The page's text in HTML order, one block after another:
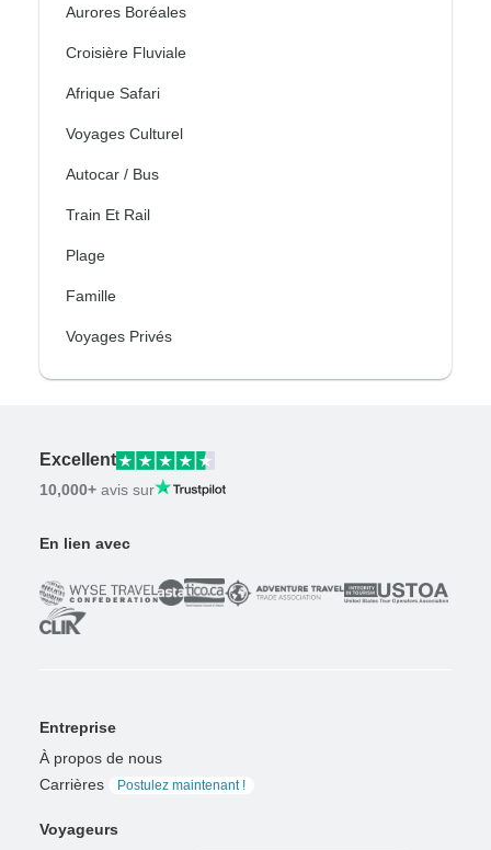
Aurores Boréales
Croisière Fluviale
Afrique Safari
Voyages Culturel
Autocar / Bus
Train Et Rail
Plage
Famille
Voyages Privés
Excellent
10,000+ avis sur
En lien avec
Entreprise
À propos de nous
Carrières
Postulez maintenant !
Voyageurs